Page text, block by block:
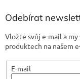
Odebírat
Vložte svůj e-mail a
produktech na našem
E-mail